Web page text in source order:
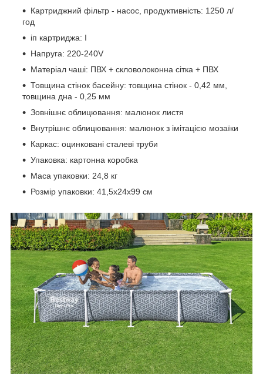
Картриджний фільтр - насос, продуктивність: 1250 л/
год
іп картриджа: I
Напруга: 220-240V
Матеріал чаші: ПВХ + скловолоконна сітка + ПВХ
Товщина стінок басейну: товщина стінок - 0,42 мм,
товщина дна - 0,25 мм
Зовнішнє облицювання: малюнок листя
Внутрішнє облицювання: малюнок з імітацією мозаїки
Каркас: оцинковані сталеві труби
Упаковка: картонна коробка
Маса упаковки: 24,8 кг
Розмір упаковки: 41,5х24х99 см